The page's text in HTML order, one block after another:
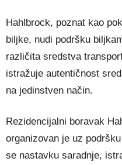
Hahlbrock, poznat kao
biljke, nudi podršku
različita sredstva
istražuje autentičnost
na jedinstven način.
Rezidencijalni boravak
organizovan je uz
se nastavku saradnje,